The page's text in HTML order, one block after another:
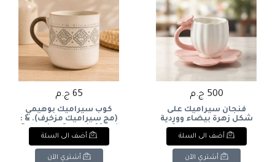
500 ج.م
فنجان سيراميك على
شكل زهرة بيضاء ووردية
مع طبق متناسق.&:
Ceramic Flower Bud Mug
with Pink Petal Saucer
Set.
أضف الى السلة
أشتري الآن
65 ج.م
كوب سيراميك بوهيمي
(مج سيراميك مزخرف). & :
Bohemian Ceramic Mug /
Textured Stoneware Mug.
أضف الى السلة
أشتري الآن